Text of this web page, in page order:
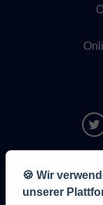
🍪 Wir
unserer